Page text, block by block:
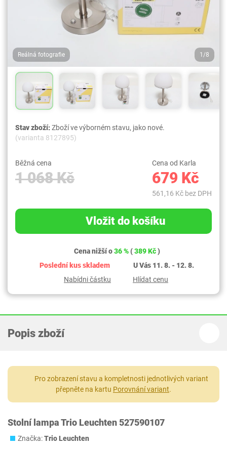
Reálná fotografie 1/8
Stav zboží:Zboží ve výborném stavu, jako nové.
(varianta 8127895)
Běžná cena
1 068 Kč
Cena od Karla
679 Kč
561,16 Kč bez DPH
Vložit do košíku
Cena nižší o36 %(389 Kč)
Poslední kus skladem
U Vás 11. 8. - 12. 8.
Nabídni částku
Hlídat cenu
Popis zboží
Pro zobrazení stavu a kompletnosti jednotlivých variant
přepněte na kartu Porovnání variant.
Stolní lampa Trio Leuchten 527590107
Značka:Trio Leuchten